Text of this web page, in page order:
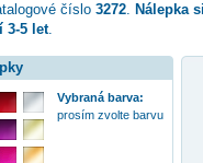
číslo 3272. Nálepka
3-5 let.
Vybraná barva:
prosím zvolte barvu